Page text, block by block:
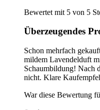
Bewertet mit 5 von 5
Überzeugendes
Schon mehrfach
mildem Lavendelduft
Schaumbildung! Nach
nicht. Klare
War diese Bewertung